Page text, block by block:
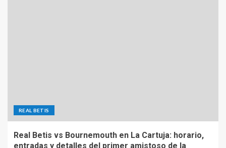
REAL BETIS
Real Betis vs Bournemouth en La Cartuja: horario,
entradas y detalles del primer amistoso de la